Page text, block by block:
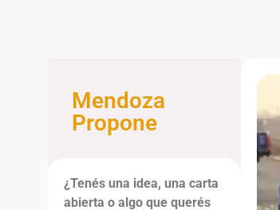
Mendoza
Propone
¿Tenés una idea, una carta
abierta o algo que querés